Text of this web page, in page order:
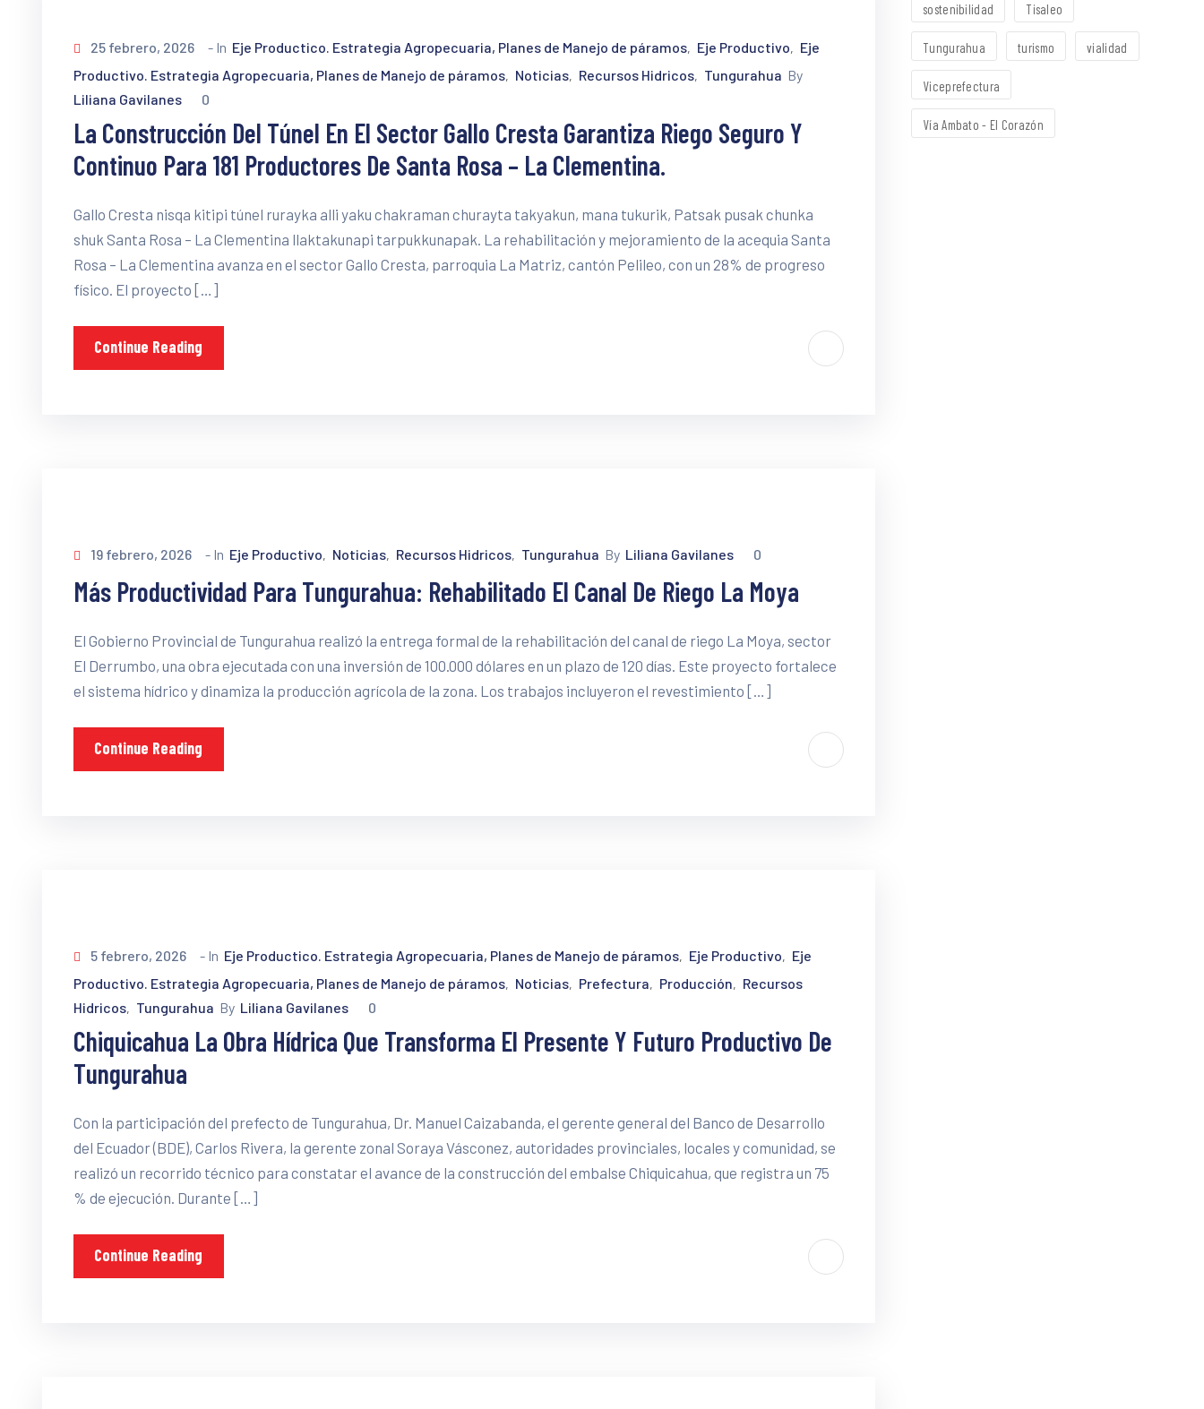
25 febrero, 2026 - In Eje Productico. Estrategia Agropecuaria, Planes de Manejo de páramos‚ Eje Productivo‚ Eje
Productivo. Estrategia Agropecuaria, Planes de Manejo de páramos‚ Noticias‚ Recursos Hidricos‚ Tungurahua By
Liliana Gavilanes
0
La Construcción Del Túnel En El Sector Gallo Cresta Garantiza Riego Seguro Y
Continuo Para 181 Productores De Santa Rosa – La Clementina.
Gallo Cresta nisqa kitipi túnel rurayka alli yaku chakraman churayta takyakun, mana tukurik, Patsak pusak chunka
shuk Santa Rosa – La Clementina llaktakunapi tarpukkunapak. La rehabilitación y mejoramiento de la acequia Santa
Rosa – La Clementina avanza en el sector Gallo Cresta, parroquia La Matriz, cantón Pelileo, con un 28% de progreso
físico. El proyecto […]
Continue Reading
19 febrero, 2026 - In Eje Productivo‚ Noticias‚ Recursos Hidricos‚ Tungurahua By Liliana Gavilanes 0
Más Productividad Para Tungurahua: Rehabilitado El Canal De Riego La Moya
El Gobierno Provincial de Tungurahua realizó la entrega formal de la rehabilitación del canal de riego La Moya, sector
El Derrumbo, una obra ejecutada con una inversión de 100.000 dólares en un plazo de 120 días. Este proyecto fortalece
el sistema hídrico y dinamiza la producción agrícola de la zona. Los trabajos incluyeron el revestimiento […]
Continue Reading
5 febrero, 2026 - In Eje Productico. Estrategia Agropecuaria, Planes de Manejo de páramos‚ Eje Productivo‚ Eje
Productivo. Estrategia Agropecuaria, Planes de Manejo de páramos‚ Noticias‚ Prefectura‚ Producción‚ Recursos
Hidricos‚ Tungurahua By Liliana Gavilanes 0
Chiquicahua La Obra Hídrica Que Transforma El Presente Y Futuro Productivo De
Tungurahua
Con la participación del prefecto de Tungurahua, Dr. Manuel Caizabanda, el gerente general del Banco de Desarrollo
del Ecuador (BDE), Carlos Rivera, la gerente zonal Soraya Vásconez, autoridades provinciales, locales y comunidad, se
realizó un recorrido técnico para constatar el avance de la construcción del embalse Chiquicahua, que registra un 75
% de ejecución. Durante […]
Continue Reading
sostenibilidad Tisaleo
Tungurahua turismo vialidad
Viceprefectura
Vía Ambato - El Corazón